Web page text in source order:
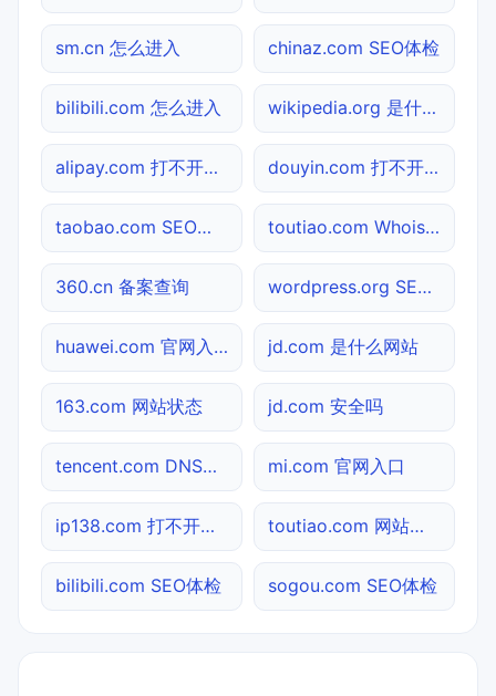
sm.cn 怎么进入 chinaz.com SEO体检
bilibili.com 怎么进入 wikipedia.org 是什么网站
alipay.com 打不开检测 douyin.com 打不开检测
taobao.com SEO体检 toutiao.com Whois查询
360.cn 备案查询 wordpress.org SEO体检
huawei.com 官网入口 jd.com 是什么网站
163.com 网站状态 jd.com 安全吗
tencent.com DNS解析 mi.com 官网入口
ip138.com 打不开检测 toutiao.com 网站状态
bilibili.com SEO体检 sogou.com SEO体检